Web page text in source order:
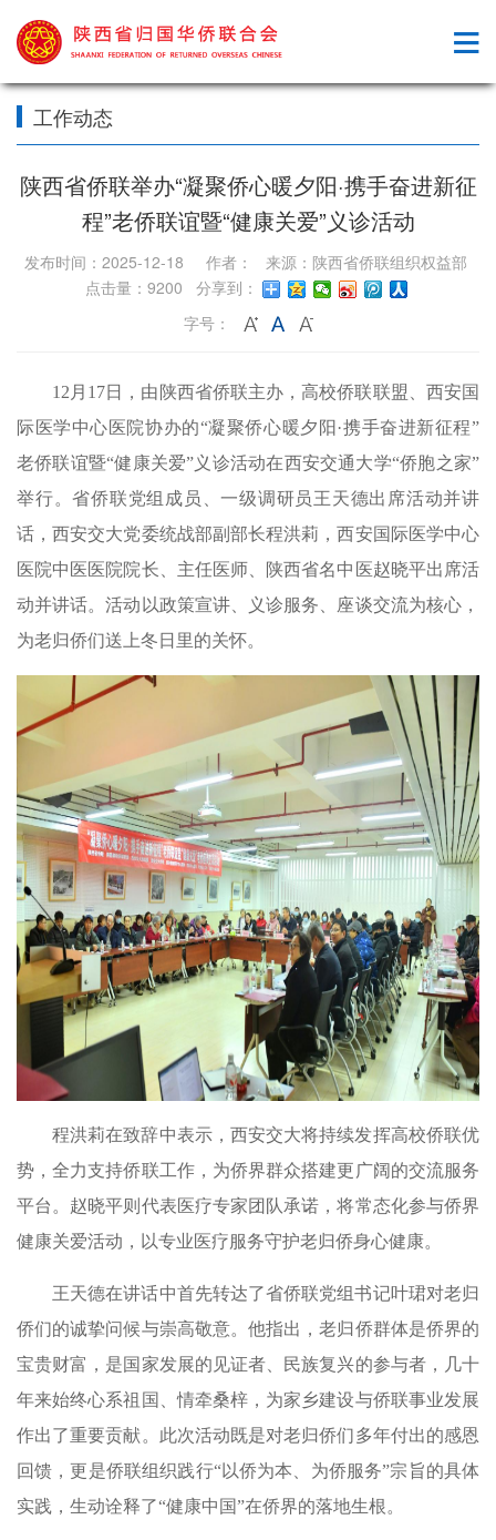
工作动态
陕西省侨联举办“凝聚侨心暖夕阳·携手奋进新征
程”老侨联谊暨“健康关爱”义诊活动
发布时间：2025-12-18 作者： 来源：陕西省侨联组织权益部
点击量：9200 分享到：
字号：
12月17日，由陕西省侨联主办，高校侨联联盟、西安国
际医学中心医院协办的“凝聚侨心暖夕阳·携手奋进新征程”
老侨联谊暨“健康关爱”义诊活动在西安交通大学“侨胞之家”
举行。省侨联党组成员、一级调研员王天德出席活动并讲
话，西安交大党委统战部副部长程洪莉，西安国际医学中心
医院中医医院院长、主任医师、陕西省名中医赵晓平出席活
动并讲话。活动以政策宣讲、义诊服务、座谈交流为核心，
为老归侨们送上冬日里的关怀。
程洪莉在致辞中表示，西安交大将持续发挥高校侨联优
势，全力支持侨联工作，为侨界群众搭建更广阔的交流服务
平台。赵晓平则代表医疗专家团队承诺，将常态化参与侨界
健康关爱活动，以专业医疗服务守护老归侨身心健康。
王天德在讲话中首先转达了省侨联党组书记叶珺对老归
侨们的诚挚问候与崇高敬意。他指出，老归侨群体是侨界的
宝贵财富，是国家发展的见证者、民族复兴的参与者，几十
年来始终心系祖国、情牵桑梓，为家乡建设与侨联事业发展
作出了重要贡献。此次活动既是对老归侨们多年付出的感恩
回馈，更是侨联组织践行“以侨为本、为侨服务”宗旨的具体
实践，生动诠释了“健康中国”在侨界的落地生根。